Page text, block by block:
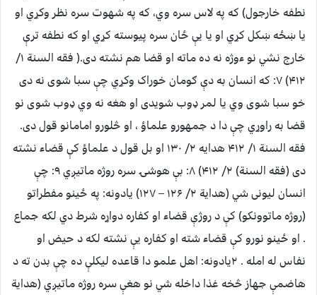
نطفه خارجول) که په لاس سره وي، که په شهوت سره نظر وکړي او
یا ښځه ښکل کړي او یا یې ځان سره پیوسته کړي او که نطفه ترې
خارج نشي نو ءوژه نه ده ماته او قضا هم نشته دی.( فقه السنة ۱/
۴۱۲) ۷: که انسان به دې ګومان خوراک وکړي چې سبا شوی نه دی
خو سبا شوی وي یا لمر ډوب شویدی او هغه نه وي ډوب شوی نو
قضا به راوړي چې دا د جمهورو علماؤ ، او څلورو امامانو قول دی.
فقه السنة ۱/ ۴۱۲ هدایه ۲/ ۱۳۰ او بل قول د علماؤ کې قضاء نشته
دی (فقه السنة) ۲/ ۴۱۲) ۸: بې هوشۍ سره روژه ماتیږي ۹: چې
انسان لیونی شي (هدایة ۲/ ۱۲۶ – ۱۲۷) یادونه: په ځینو مفطراتو
(روژه ماتوونکو) کې د روژې قضاء او کفاره دواړه شرط دي لکه جماع
. او ځینو نورو کې قضاء شته او کفاره یې نشته لکه د حیض او
نفاس له امله . ۲یادونه: اهل علمو دا قاعده لیکلې ده چې بدن ته د
هاضمې جهاز څخه غذا داخله شي نو هغې سره روژه ماتیږي (هدایة